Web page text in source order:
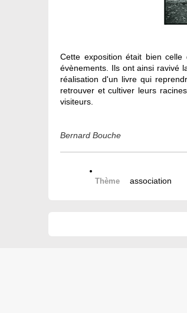
Cette exposition était bien
évènements. Ils ont ainsi ravivé
réalisation d'un livre qui
retrouver et cultiver leurs
visiteurs.
Bernard Bouche
Thème association